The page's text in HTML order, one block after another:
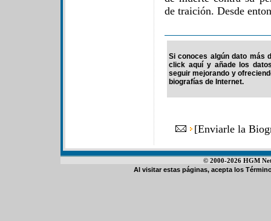
de traición. Desde
Si conoces algún dato más
click aquí y añade los
seguir mejorando y
biografías de Internet.
[Enviarle la
© 2000-2026 HGM
Al visitar estas páginas, acepta los